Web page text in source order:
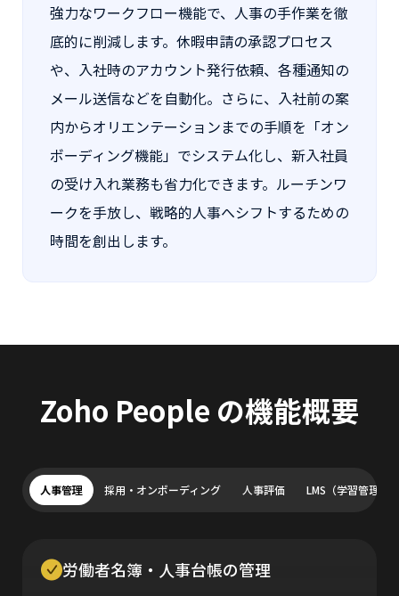
強力なワークフロー機能で、人事の手作業を徹
底的に削減します。休暇申請の承認プロセス
や、入社時のアカウント発行依頼、各種通知の
メール送信などを自動化。さらに、入社前の案
内からオリエンテーションまでの手順を「オン
ボーディング機能」でシステム化し、新入社員
の受け入れ業務も省力化できます。ルーチンワ
ークを手放し、戦略的人事へシフトするための
時間を創出します。
Zoho People の機能概要
人事管理 採用・オンボーディング 人事評価 LMS（学習管理）
労働者名簿・人事台帳の管理